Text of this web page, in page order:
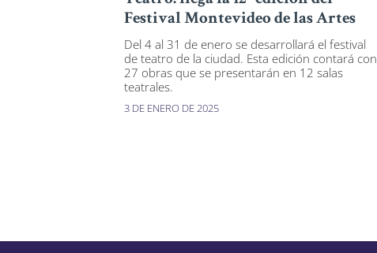
Festival Montevideo de las Artes
Del 4 al 31 de enero se desarrollará el festival
de teatro de la ciudad. Esta edición contará con
27 obras que se presentarán en 12 salas
teatrales.
3 DE ENERO DE 2025